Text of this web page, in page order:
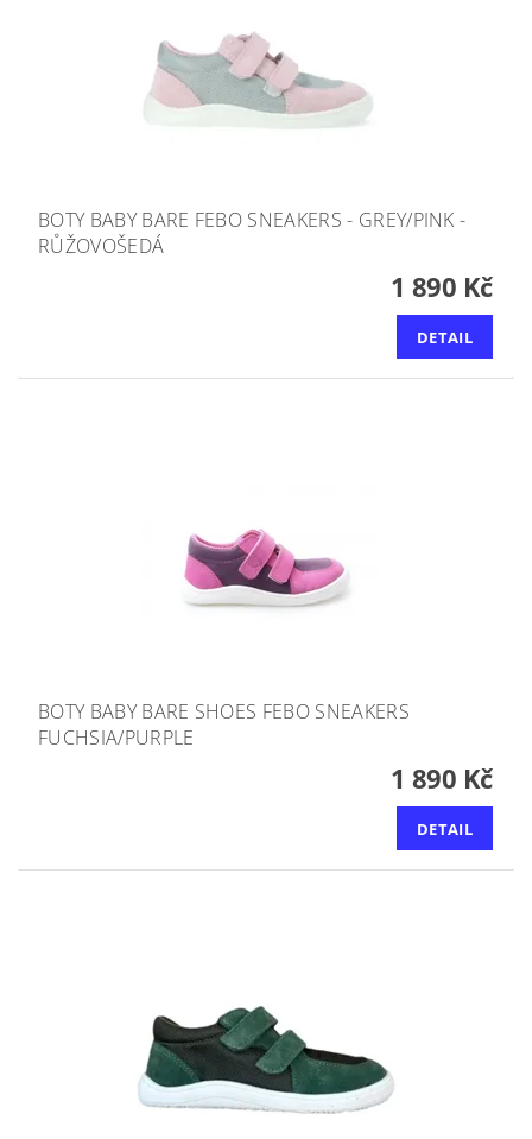
BOTY BABY BARE FEBO SNEAKERS - GREY/PINK -
RŮŽOVOŠEDÁ
1 890 Kč
DETAIL
BOTY BABY BARE SHOES FEBO SNEAKERS
FUCHSIA/PURPLE
1 890 Kč
DETAIL